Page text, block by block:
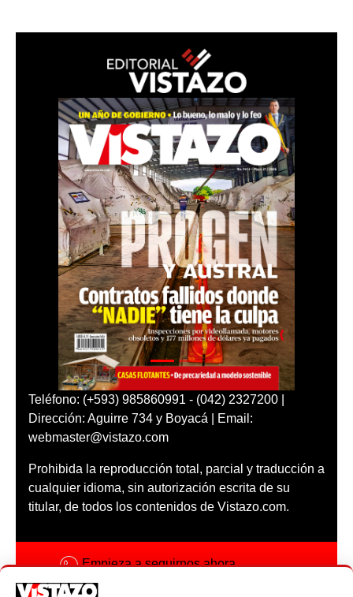
Teléfono: (+593) 985860991 - (042) 2327200 |
Dirección: Aguirre 734 y Boyacá | Email:
webmaster@vistazo.com
Prohibida la reproducción total, parcial y traducción a
cualquier idioma, sin autorización escrita de su
titular, de todos los contenidos de Vistazo.com.
Empieza a seguirnos ahora